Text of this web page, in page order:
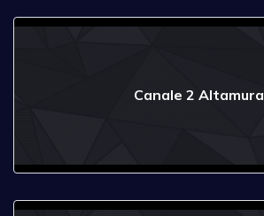
Canale 2 Altamura